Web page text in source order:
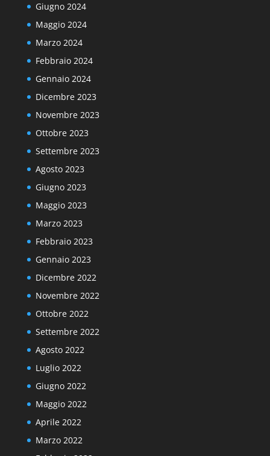
Giugno 2024
Maggio 2024
Marzo 2024
Febbraio 2024
Gennaio 2024
Dicembre 2023
Novembre 2023
Ottobre 2023
Settembre 2023
Agosto 2023
Giugno 2023
Maggio 2023
Marzo 2023
Febbraio 2023
Gennaio 2023
Dicembre 2022
Novembre 2022
Ottobre 2022
Settembre 2022
Agosto 2022
Luglio 2022
Giugno 2022
Maggio 2022
Aprile 2022
Marzo 2022